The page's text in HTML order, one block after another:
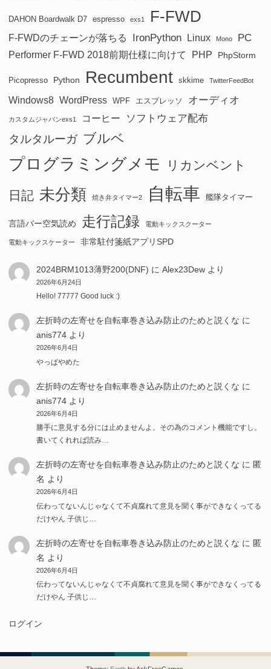
DAHON Boardwalk D7 espresso exs1 F-FWD
F-FWDのチェーンが落ちる IronPython Linux Mono PC
Performer F-FWD 2018前期仕様に向けて PHP PhpStorm
Picopresso Python Recumbent skkime TwitterFeedBot
Windows8 WordPress WPF エスプレッソ オーディオ
カスタムジャパンexs1 コーヒー ソフトウェア配布
タルタルーガ ブルベ
プログラミングメモ リカンベント
日記 未分類 焼き弁タイマー2 自転車 艦隊タイマー
言語バー空気読め 走行記録 電動キックスクーター
電動キックスケーター 非常駐付箋紙アプリSPD
2024BRM1013薄野200(DNF) に Alex23Dewより
2026年6月24日
Hello! 77777 Good luck :)
左折時の左寄せを自転車巻き込み防止のためと説くな に
anis774より
2026年6月4日
やっぱやめた
左折時の左寄せを自転車巻き込み防止のためと説くな に
anis774より
2026年6月4日
勝手に意見する分には止めませんよ。その為のコメント機能ですし。
書いてくれれば読み…
左折時の左寄せを自転車巻き込み防止のためと説くな に 匿
名 より
2026年6月4日
伝わってないんじゃなくて不貞腐れて意見を聞く事ができなくってる
だけやん 子供じ…
左折時の左寄せを自転車巻き込み防止のためと説くな に 匿
名 より
2026年6月4日
伝わってないんじゃなくて不貞腐れて意見を聞く事ができなくってる
だけやん 子供じ…
ログイン